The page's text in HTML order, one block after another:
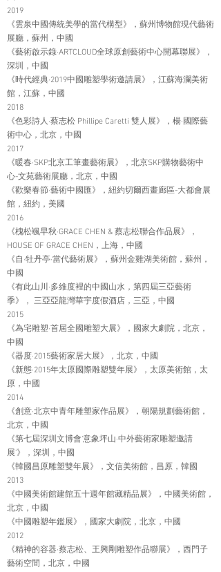
2019
《雲泉中國傳統美學的當代構型》，蘇州博物館現代藝術
展廳，蘇州，中國
《藝術啟示錄·ARTCLOUD全球原創藝術中心開幕聯展》，
深圳，中國
《時代經典·2019中國雕塑學術邀請展》，江蘇海瀾美術
館，江蘇，中國
2018
《色彩詩人·蔡志松 Phillipe Caretti 雙人展》，楊·國際藝
術中心，北京，中國
2017
《暖春·SKP北京工筆畫藝術展》，北京SKP購物藝術中
心-文苑藝術展廳，北京，中國
《歡樂春節·藝術中國匯》，紐約切爾西畫廊區-大都會展
館，紐約，美國
2016
《槐松颯早秋·GRACE CHEN & 蔡志松聯合作品展》，
HOUSE OF GRACE CHEN，上海，中國
《自·牡丹亭·當代藝術展》，蘇州金雞湖美術館，蘇州，
中國
《有此山川·多維度裡的中國山水，第四屆三亞藝術
季》， 三亞亞龍灣華宇度假酒店，三亞，中國
2015
《為宅雕塑·首屆全國雕塑大展》，國家大劇院，北京，
中國
《器度·2015藝術家居大展》，北京，中國
《新態·2015年太原國際雕塑雙年展》，太原美術館，太
原，中國
2014
《創意·北京中青年雕塑家作品展》，朝陽規劃藝術館，
北京，中國
《第七屆深圳文博會‘意象坪山·中外藝術家雕塑邀請
展’》，深圳，中國
《韓國昌原雕塑雙年展》，文信美術館，昌原，韓國
2013
《中國美術館建館五十週年館藏精品展》，中國美術館，
北京，中國
《中國雕塑年鑑展》，國家大劇院，北京，中國
2012
《精神的容器·蔡志松、王興剛雕塑作品聯展》，西門子
藝術空間，北京，中國